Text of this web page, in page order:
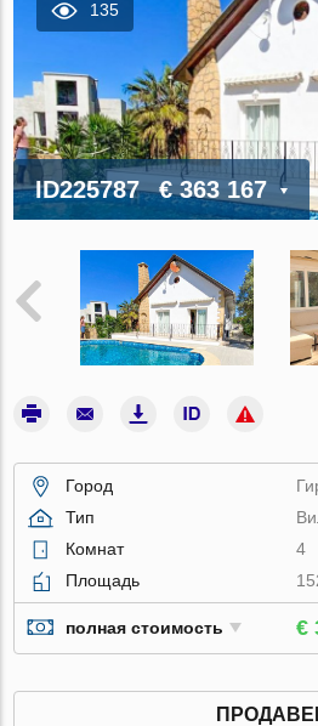
135
ID225787 € 363 167
Город
Тип
Комнат
4
Площадь
полная стоимость €